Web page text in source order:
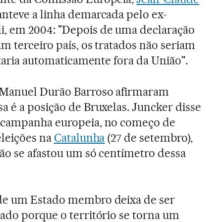
a linha demarcada pelo ex-
em 2004: "Depois de uma declaração
terceiro país, os tratados não seriam
automaticamente fora da União".
Durão Barroso afirmaram
é a posição de Bruxelas. Juncker disse
europeia, no começo de
na Catalunha (27 de setembro),
se afastou um só centímetro dessa
um Estado membro deixa de ser
porque o território se torna um